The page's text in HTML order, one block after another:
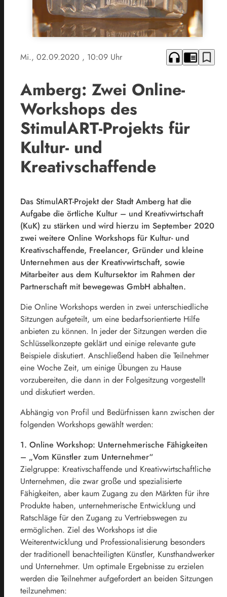
Mi., 02.09.2020 , 10:09 Uhr headphones chrome_reader_mode bookmark_border
Amberg: Zwei Online-
Workshops des
StimulART-Projekts für
Kultur- und
Kreativschaffende
Das StimulART-Projekt der Stadt Amberg hat die
Aufgabe die örtliche Kultur – und Kreativwirtschaft
(KuK) zu stärken und wird hierzu im September 2020
zwei weitere Online Workshops für Kultur- und
Kreativschaffende, Freelancer, Gründer und kleine
Unternehmen aus der Kreativwirtschaft, sowie
Mitarbeiter aus dem Kultursektor im Rahmen der
Partnerschaft mit bewegewas GmbH abhalten.
Die Online Workshops werden in zwei unterschiedliche
Sitzungen aufgeteilt, um eine bedarfsorientierte Hilfe
anbieten zu können. In jeder der Sitzungen werden die
Schlüsselkonzepte geklärt und einige relevante gute
Beispiele diskutiert. Anschließend haben die Teilnehmer
eine Woche Zeit, um einige Übungen zu Hause
vorzubereiten, die dann in der Folgesitzung vorgestellt
und diskutiert werden.
Abhängig von Profil und Bedürfnissen kann zwischen der
folgenden Workshops gewählt werden:
1. Online Workshop: Unternehmerische Fähigkeiten
– „Vom Künstler zum Unternehmer“
Zielgruppe: Kreativschaffende und Kreativwirtschaftliche
Unternehmen, die zwar große und spezialisierte
Fähigkeiten, aber kaum Zugang zu den Märkten für ihre
Produkte haben, unternehmerische Entwicklung und
Ratschläge für den Zugang zu Vertriebswegen zu
ermöglichen. Ziel des Workshops ist die
Weiterentwicklung und Professionalisierung besonders
der traditionell benachteiligten Künstler, Kunsthandwerker
und Unternehmer. Um optimale Ergebnisse zu erzielen
werden die Teilnehmer aufgefordert an beiden Sitzungen
teilzunehmen: